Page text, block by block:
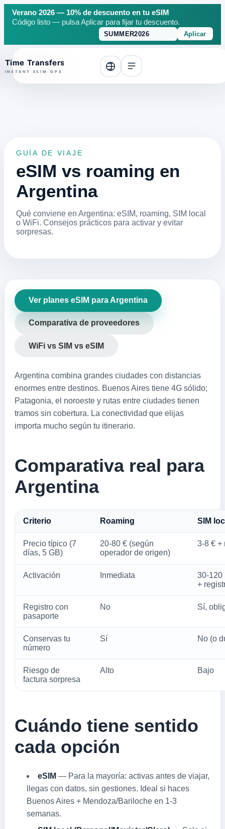
Verano 2026 — 10% de descuento en tu eSIM
Código listo — pulsa Aplicar para fijar tu descuento.
Aplicar
top
GUÍA DE VIAJE
eSIM vs roaming en
Argentina
Qué conviene en Argentina: eSIM, roaming, SIM local
o WiFi. Consejos prácticos para activar y evitar
sorpresas.
Ver planes eSIM para Argentina
Comparativa de proveedores
WiFi vs SIM vs eSIM
Argentina combina grandes ciudades con distancias
enormes entre destinos. Buenos Aires tiene 4G sólido;
Patagonia, el noroeste y rutas entre ciudades tienen
tramos sin cobertura. La conectividad que elijas
importa mucho según tu itinerario.
Comparativa real para
Argentina
Criterio Roaming SIM
Precio típico (7
días, 5 GB)
20-80 € (según
operador de origen)
3-8 € +
Activación Inmediata
30-120
+
Registro con
pasaporte
No Sí,
Conservas tu
número
Sí No (o
Riesgo de
factura sorpresa
Alto Bajo
Cuándo tiene sentido
cada opción
eSIM — Para la mayoría: activas antes de viajar,
llegas con datos, sin gestiones. Ideal si haces
Buenos Aires + Mendoza/Bariloche en 1-3
semanas.